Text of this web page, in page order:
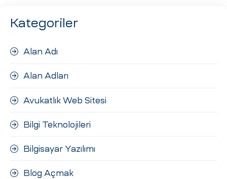
Kategoriler
Alan Adı
Alan Adları
Avukatlık Web Sitesi
Bilgi Teknolojileri
Bilgisayar Yazılımı
Blog Açmak